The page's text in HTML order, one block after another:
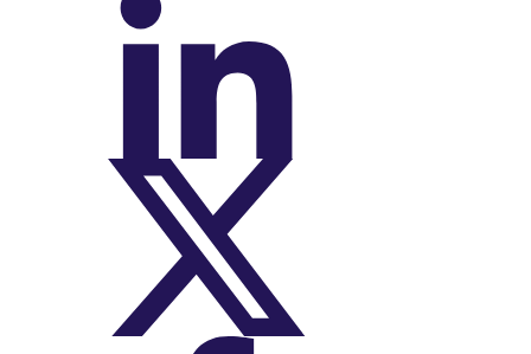
On X (Twitter)